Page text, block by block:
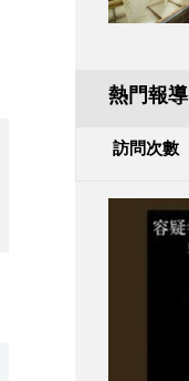
熱門報導
訪問次數